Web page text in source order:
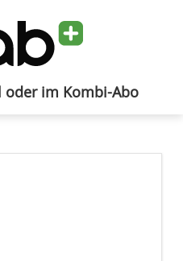
oder im Kombi-Abo